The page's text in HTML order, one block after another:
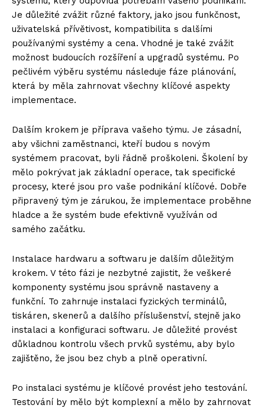
Je důležité zvážit různé faktory, jako jsou funkčnost,
uživatelská přívětivost, kompatibilita s dalšími
používanými systémy a cena. Vhodné je také zvážit
možnost budoucích rozšíření a upgradů systému. Po
pečlivém výběru systému následuje fáze plánování,
která by měla zahrnovat všechny klíčové aspekty
implementace.
Dalším krokem je příprava vašeho týmu. Je zásadní,
aby všichni zaměstnanci, kteří budou s novým
systémem pracovat, byli řádně proškoleni. Školení by
mělo pokrývat jak základní operace, tak specifické
procesy, které jsou pro vaše podnikání klíčové. Dobře
připravený tým je zárukou, že implementace proběhne
hladce a že systém bude efektivně využíván od
samého začátku.
Instalace hardwaru a softwaru je dalším důležitým
krokem. V této fázi je nezbytné zajistit, že veškeré
komponenty systému jsou správně nastaveny a
funkční. To zahrnuje instalaci fyzických terminálů,
tiskáren, skenerů a dalšího příslušenství, stejně jako
instalaci a konfiguraci softwaru. Je důležité provést
důkladnou kontrolu všech prvků systému, aby bylo
zajištěno, že jsou bez chyb a plně operativní.
Po instalaci systému je klíčové provést jeho testování.
Testování by mělo být komplexní a mělo by zahrnovat